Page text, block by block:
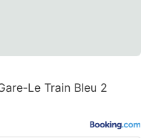
Le Train Bleu 2